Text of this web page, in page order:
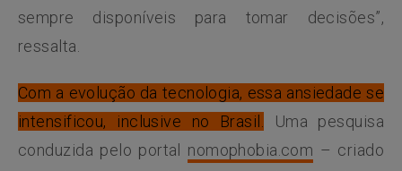
sempre disponíveis para tomar decisões”,
ressalta.
Com a evolução da tecnologia, essa ansiedade se
intensificou, inclusive no Brasil.
Uma pesquisa
conduzida pelo portal nomophobia.com – criado